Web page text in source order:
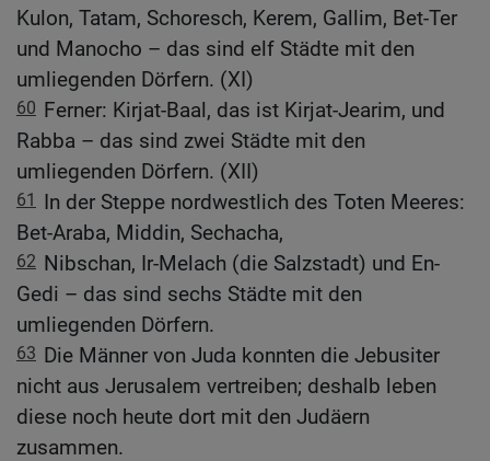
Kulon, Tatam, Schoresch, Kerem, Gallim, Bet-Ter
und Manocho – das sind elf Städte mit den
umliegenden Dörfern. (XI)
60 Ferner: Kirjat-Baal, das ist Kirjat-Jearim, und
Rabba – das sind zwei Städte mit den
umliegenden Dörfern. (XII)
61 In der Steppe nordwestlich des Toten Meeres:
Bet-Araba, Middin, Sechacha,
62 Nibschan, Ir-Melach (die Salzstadt) und En-
Gedi – das sind sechs Städte mit den
umliegenden Dörfern.
63 Die Männer von Juda konnten die Jebusiter
nicht aus Jerusalem vertreiben; deshalb leben
diese noch heute dort mit den Judäern
zusammen.